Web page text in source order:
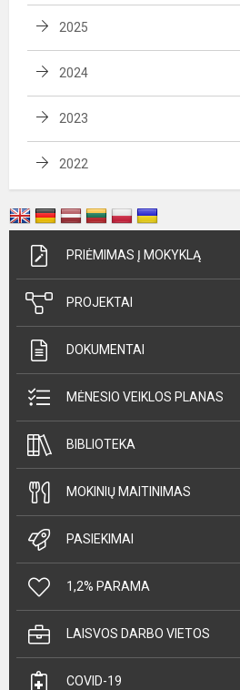
2025
2024
2023
2022
PRIĖMIMAS Į MOKYKLĄ
PROJEKTAI
DOKUMENTAI
MĖNESIO VEIKLOS PLANAS
BIBLIOTEKA
MOKINIŲ MAITINIMAS
PASIEKIMAI
1,2% PARAMA
LAISVOS DARBO VIETOS
COVID-19